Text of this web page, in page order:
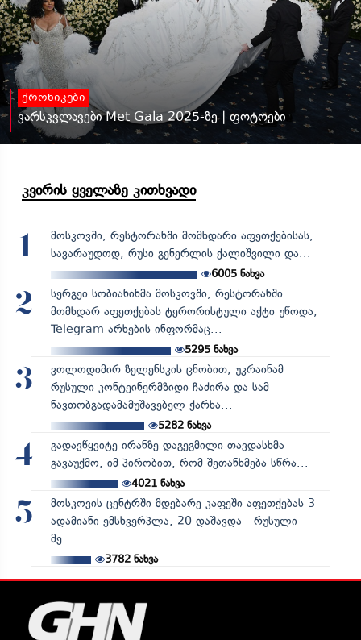
ქრონიკები
ვარსკვლავები Met Gala 2025-ზე | ფოტოები
კვირის ყველაზე კითხვადი
1
მოსკოვში, რესტორანში მომხდარი აფეთქებისას,
სავარაუდოდ, რუსი გენერლის ქალიშვილი და...
6005 ნახვა
2
სერგეი სობიანინმა მოსკოვში, რესტორანში
მომხდარ აფეთქებას ტერორისტული აქტი უწოდა,
Telegram-არხების ინფორმაც...
5295ნახვა
3
ვოლოდიმირ ზელენსკის ცნობით, უკრაინამ
რუსული კონტეინერმზიდი ჩაძირა და სამ
ნავთობგადამამუშავებელ ქარხა...
5282ნახვა
4
გადავწყვიტე ირანზე დაგეგმილი თავდასხმა
გავაუქმო, იმ პირობით, რომ შეთანხმება სწრა...
4021ნახვა
5
მოსკოვის ცენტრში მდებარე კაფეში აფეთქებას 3
ადამიანი ემსხვერპლა, 20 დაშავდა - რუსული
მე...
3782ნახვა